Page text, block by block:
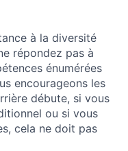
à la diversité
répondez pas à
énumérées
encourageons les
débute, si vous
ou si vous
cela ne doit pas